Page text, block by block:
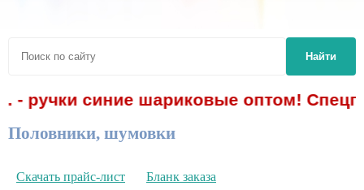
Найти
ручки синие шариковые оптом!
Половники, шумовки
Скачать прайс-лист Бланк заказа